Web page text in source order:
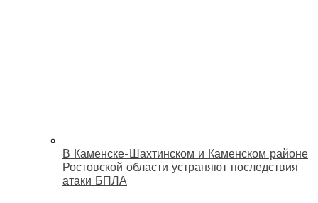
В Каменске-Шахтинском и Каменском районе
Ростовской области устраняют последствия
атаки БПЛА